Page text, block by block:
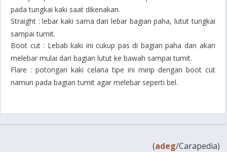
pada tungkai kaki saat dikenakan.
Straight : lebar kaki sama dari lebar bagian paha, lutut tungkai
sampai tumit.
Boot cut : Lebab kaki ini cukup pas di bagian paha dan akan
melebar mulai dari bagian lutut ke bawah sampai tumit.
Flare : potongan kaki celana tipe ini mirip dengan boot cut
namun pada bagian tumit agar melebar seperti bel.
(adeg/Carapedia)